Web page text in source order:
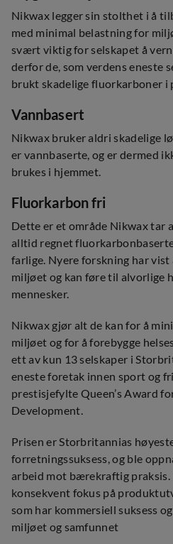
Nikwax legger sin stolthet i å
med minimal belastning for
svært viktig for selskapet å
derfor de, som verdens eneste
brukt skadelige fluorkarboner i
Vannbasert
Nikwax bruker aldri skadelige
er vannbaserte, og er dermed
brukes i hjemmet.
Fluorkarbon fri
Dette er et område Nikwax tar
alltid regnet
farlige. Nyere forskning har
miljøet og kan føre til alvorlige
mennesker.
Nikwax gjør alt de kan for å
miljøet og for å forebygge
ett av kun 13 selskaper i
eneste foretak innen sport og
prestisjefylte Queen’s Award
Development.
Prisen er Storbritannias
forretningssuksess, og ble
arbeid mot bærekraftig praksis.
konsekvent fokus på
som har kommersiell suksess
miljøet og samfunnet